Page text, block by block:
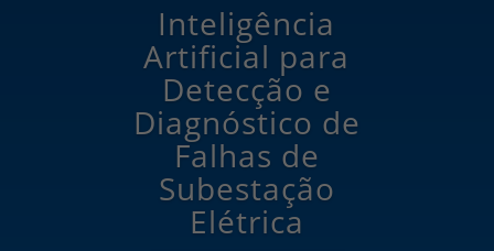
Inteligência
Artificial para
Detecção e
Diagnóstico de
Falhas de
Subestação
Elétrica